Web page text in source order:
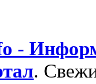
-
.